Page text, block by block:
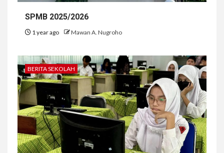
SPMB 2025/2026
1 year ago Mawan A. Nugroho
BERITA SEKOLAH